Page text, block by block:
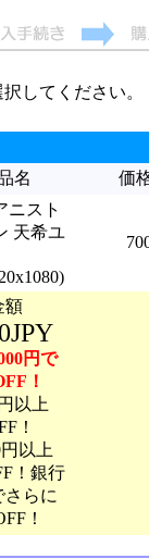
してください。
名 価
ニスト
天希ユ
額
円で
！
以上
！
以上
！銀行
さらに
！